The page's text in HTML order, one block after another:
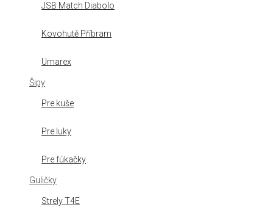
JSB Match Diabolo
Kovohutě Příbram
Umarex
Šipy
Pre kuše
Pre luky
Pre fúkačky
Guličky
Strely T4E